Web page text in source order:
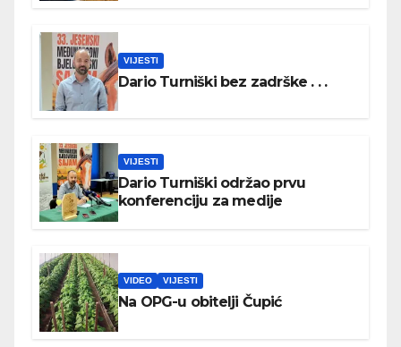
VIJESTI
Dario Turniški bez zadrške . . .
VIJESTI
Dario Turniški održao prvu
konferenciju za medije
VIDEO VIJESTI
Na OPG-u obitelji Čupić